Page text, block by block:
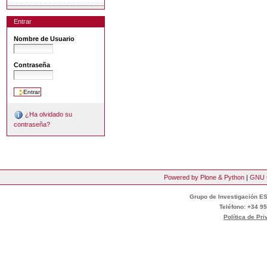
Entrar
Nombre de Usuario
Contraseña
¿Ha olvidado su
contraseña?
Powered by Plone & Python | GNU
Grupo de Investigación
Teléfono: +34
Política de